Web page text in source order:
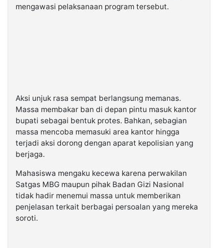
mengawasi pelaksanaan program tersebut.
Aksi unjuk rasa sempat berlangsung memanas.
Massa membakar ban di depan pintu masuk kantor
bupati sebagai bentuk protes. Bahkan, sebagian
massa mencoba memasuki area kantor hingga
terjadi aksi dorong dengan aparat kepolisian yang
berjaga.
Mahasiswa mengaku kecewa karena perwakilan
Satgas MBG maupun pihak Badan Gizi Nasional
tidak hadir menemui massa untuk memberikan
penjelasan terkait berbagai persoalan yang mereka
soroti.